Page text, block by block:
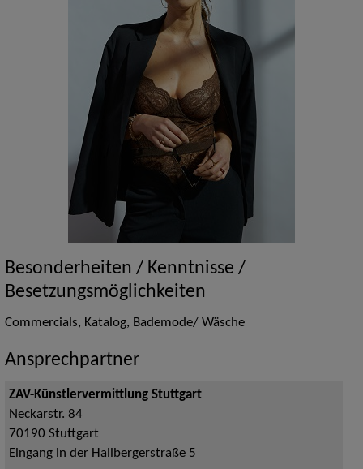
Besonderheiten / Kenntnisse /
Besetzungsmöglichkeiten
Commercials, Katalog, Bademode/ Wäsche
Ansprechpartner
ZAV-Künstlervermittlung Stuttgart
Neckarstr. 84
70190 Stuttgart
Eingang in der Hallbergerstraße 5